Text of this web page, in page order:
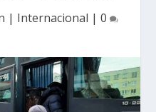
| Internacional | 0